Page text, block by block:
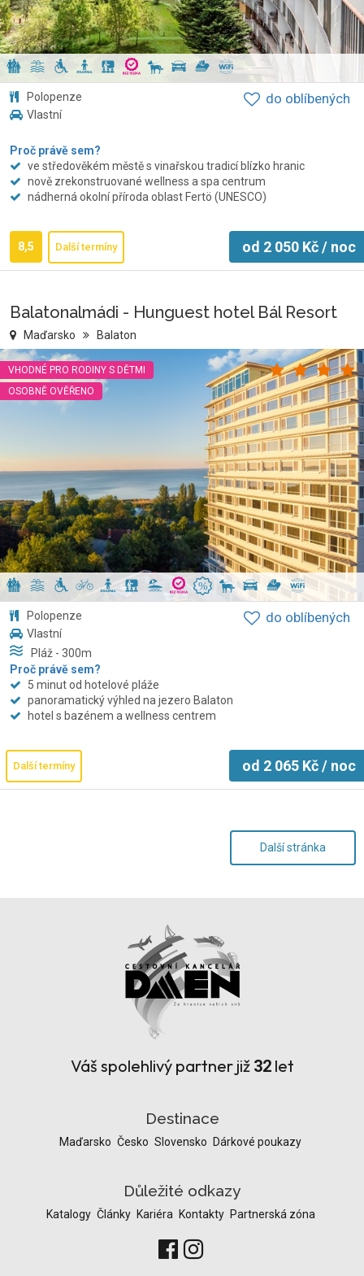
Polopenze
Vlastní
Proč právě sem?
ve středověkém městě s vinařskou tradicí blízko hranic
nově zrekonstruované wellness a spa centrum
nádherná okolní příroda oblast Fertö (UNESCO)
8,5 Další termíny od 2 050 Kč/ noc
do oblíbených
Balatonalmádi - Hunguest hotel Bál Resort
Maďarsko Balaton
VHODNÉ PRO RODINY S DĚTMI
OSOBNĚ OVĚŘENO
Polopenze
Vlastní
Pláž - 300m
Proč právě sem?
5 minut od hotelové pláže
panoramatický výhled na jezero Balaton
hotel s bazénem a wellness centrem
Další termíny od 2 065 Kč/ noc
do oblíbených
Další stránka
Váš spolehlivý partner již 32let
Destinace
Maďarsko Česko Slovensko Dárkové poukazy
Důležité odkazy
Katalogy Články Kariéra Kontakty Partnerská zóna